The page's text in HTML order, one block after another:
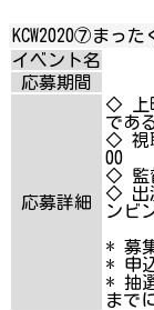
KCW2020⑦まっ
イベント名
応募期間
応募詳細
◇ 上
であ
◇ 視
00
◇ 監
◇ 出
ンビ
* 募
* 申
* 抽
まで